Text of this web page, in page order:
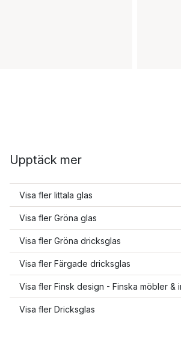
Upptäck mer
Visa fler Iittala glas
Visa fler Gröna glas
Visa fler Gröna dricksglas
Visa fler Färgade dricksglas
Visa fler Finsk design - Finska möbler &
Visa fler Dricksglas